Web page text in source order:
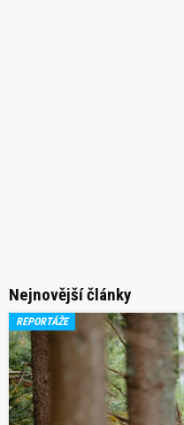
Nejnovější články
REPORTÁŽE